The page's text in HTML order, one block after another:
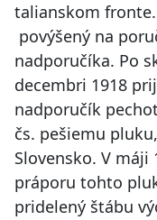
talianskom
povýšený na
nadporučíka. Po
decembri 1918
nadporučík
čs. pešiemu
Slovensko. V
práporu tohto
pridelený štábu